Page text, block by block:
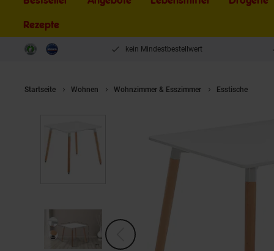
Rezepte
kein Mindestbestellwert
Startseite Wohnen Wohnzimmer & Esszimmer Esstische